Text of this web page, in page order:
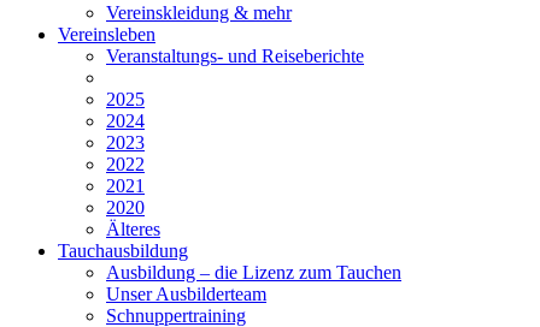
Vereinskleidung & mehr
Vereinsleben
Veranstaltungs- und Reiseberichte
2025
2024
2023
2022
2021
2020
Älteres
Tauchausbildung
Ausbildung – die Lizenz zum Tauchen
Unser Ausbilderteam
Schnuppertraining